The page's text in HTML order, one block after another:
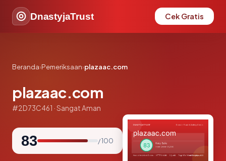
DnastyjaTrust Cek Gratis
Beranda›Pemeriksaan›plazaac.com
plazaac.com
#2D73C461 · Sangat Aman
83 / 100